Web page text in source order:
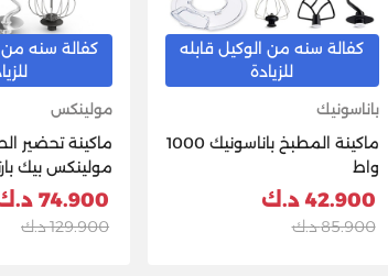
كفالة سنه من الوكيل قابله
للزيادة
باناسونيك
ماكينة المطبخ باناسونيك 1000
واط
42.900 د.ك
85.900 د.ك
كفالة سنه من
مولينكس
ماكينة تحضير
واط - QA525827
74.900 د.ك
129.900 د.ك